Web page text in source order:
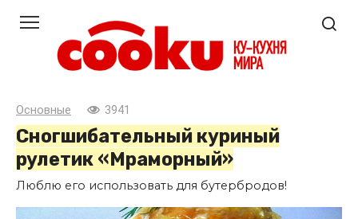
контенту
Основные 3941
Сногшибательный куриный
рулетик «Мраморный»
Люблю его использовать для бутербродов!